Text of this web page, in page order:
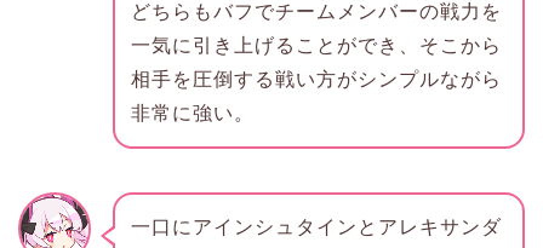
どちらもバフでチームメンバーの戦力を
一気に引き上げることができ、そこから
相手を圧倒する戦い方がシンプルながら
非常に強い。
一口にアインシュタインとアレキサンダ